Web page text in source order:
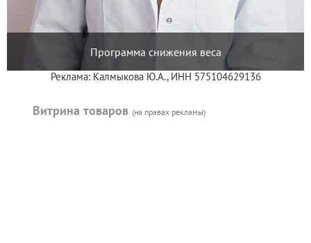
Программа снижения веса
Реклама: Калмыкова Ю.А., ИНН 575104629136
Витрина товаров (на правах рекламы)